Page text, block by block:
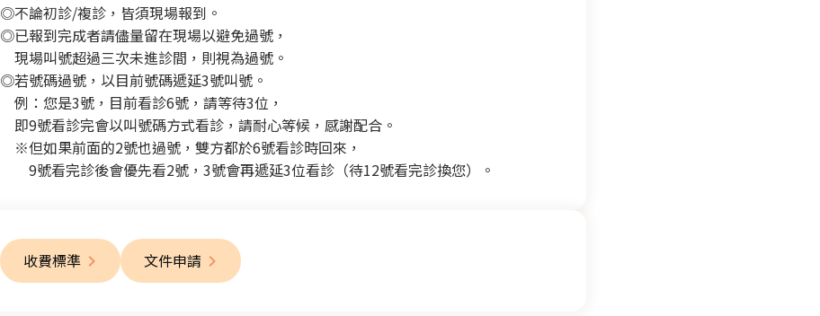
◎不論初診/複診，皆須現場報到。
◎已報到完成者請儘量留在現場以避免過號，
現場叫號超過三次未進診間，則視為過號。
◎若號碼過號，以目前號碼遞延3號叫號。
例：您是3號，目前看診6號，請等待3位，
即9號看診完會以叫號碼方式看診，請耐心等候，感謝配合。
※但如果前面的2號也過號，雙方都於6號看診時回來，
9號看完診後會優先看2號，3號會再遞延3位看診（待12號看完診換您）。
收費標準 文件申請